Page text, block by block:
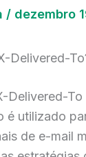
/ dezembro
Delivered-
Delivered-
é utilizado
de e-mail